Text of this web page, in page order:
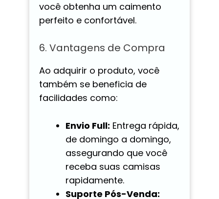
você obtenha um caimento
perfeito e confortável.
6. Vantagens de Compra
Ao adquirir o produto, você
também se beneficia de
facilidades como:
Envio Full: Entrega rápida,
de domingo a domingo,
assegurando que você
receba suas camisas
rapidamente.
Suporte Pós-Venda: